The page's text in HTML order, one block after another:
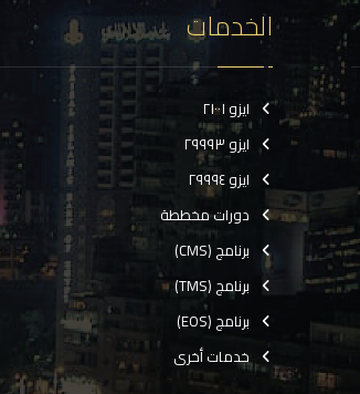
الخدمات
ايزو ٢١٠٠١
ايزو ٢٩٩٩٣
ايزو ٢٩٩٩٤
دورات مخططة
برنامج (CMS)
برنامج (TMS)
برنامج (EOS)
خدمات أخرى